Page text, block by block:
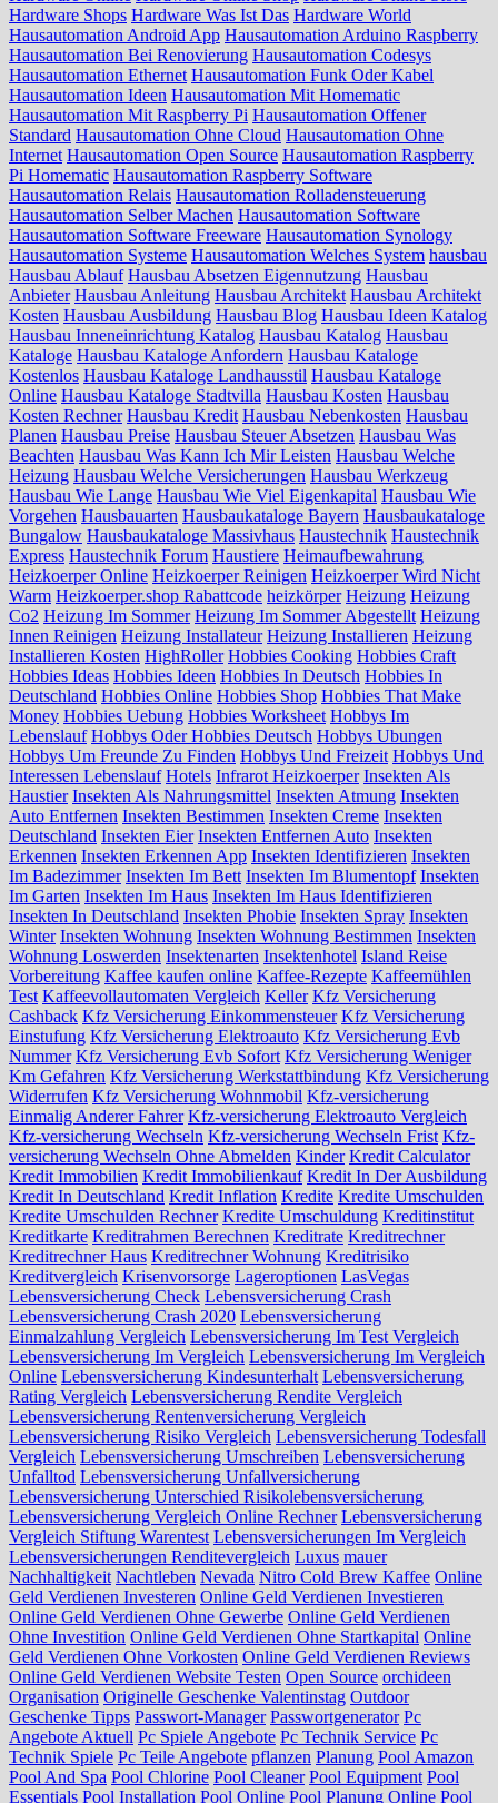
Hardware Shops Hardware Was Ist Das Hardware World
Hausautomation Android App Hausautomation Arduino Raspberry
Hausautomation Bei Renovierung Hausautomation Codesys
Hausautomation Ethernet Hausautomation Funk Oder Kabel
Hausautomation Ideen Hausautomation Mit Homematic
Hausautomation Mit Raspberry Pi Hausautomation Offener
Standard Hausautomation Ohne Cloud Hausautomation Ohne
Internet Hausautomation Open Source Hausautomation Raspberry
Pi Homematic Hausautomation Raspberry Software
Hausautomation Relais Hausautomation Rolladensteuerung
Hausautomation Selber Machen Hausautomation Software
Hausautomation Software Freeware Hausautomation Synology
Hausautomation Systeme Hausautomation Welches System hausbau
Hausbau Ablauf Hausbau Absetzen Eigennutzung Hausbau
Anbieter Hausbau Anleitung Hausbau Architekt Hausbau Architekt
Kosten Hausbau Ausbildung Hausbau Blog Hausbau Ideen Katalog
Hausbau Inneneinrichtung Katalog Hausbau Katalog Hausbau
Kataloge Hausbau Kataloge Anfordern Hausbau Kataloge
Kostenlos Hausbau Kataloge Landhausstil Hausbau Kataloge
Online Hausbau Kataloge Stadtvilla Hausbau Kosten Hausbau
Kosten Rechner Hausbau Kredit Hausbau Nebenkosten Hausbau
Planen Hausbau Preise Hausbau Steuer Absetzen Hausbau Was
Beachten Hausbau Was Kann Ich Mir Leisten Hausbau Welche
Heizung Hausbau Welche Versicherungen Hausbau Werkzeug
Hausbau Wie Lange Hausbau Wie Viel Eigenkapital Hausbau Wie
Vorgehen Hausbauarten Hausbaukataloge Bayern Hausbaukataloge
Bungalow Hausbaukataloge Massivhaus Haustechnik Haustechnik
Express Haustechnik Forum Haustiere Heimaufbewahrung
Heizkoerper Online Heizkoerper Reinigen Heizkoerper Wird Nicht
Warm Heizkoerper.shop Rabattcode heizkörper Heizung Heizung
Co2 Heizung Im Sommer Heizung Im Sommer Abgestellt Heizung
Innen Reinigen Heizung Installateur Heizung Installieren Heizung
Installieren Kosten HighRoller Hobbies Cooking Hobbies Craft
Hobbies Ideas Hobbies Ideen Hobbies In Deutsch Hobbies In
Deutschland Hobbies Online Hobbies Shop Hobbies That Make
Money Hobbies Uebung Hobbies Worksheet Hobbys Im
Lebenslauf Hobbys Oder Hobbies Deutsch Hobbys Ubungen
Hobbys Um Freunde Zu Finden Hobbys Und Freizeit Hobbys Und
Interessen Lebenslauf Hotels Infrarot Heizkoerper Insekten Als
Haustier Insekten Als Nahrungsmittel Insekten Atmung Insekten
Auto Entfernen Insekten Bestimmen Insekten Creme Insekten
Deutschland Insekten Eier Insekten Entfernen Auto Insekten
Erkennen Insekten Erkennen App Insekten Identifizieren Insekten
Im Badezimmer Insekten Im Bett Insekten Im Blumentopf Insekten
Im Garten Insekten Im Haus Insekten Im Haus Identifizieren
Insekten In Deutschland Insekten Phobie Insekten Spray Insekten
Winter Insekten Wohnung Insekten Wohnung Bestimmen Insekten
Wohnung Loswerden Insektenarten Insektenhotel Island Reise
Vorbereitung Kaffee kaufen online Kaffee-Rezepte Kaffeemühlen
Test Kaffeevollautomaten Vergleich Keller Kfz Versicherung
Cashback Kfz Versicherung Einkommensteuer Kfz Versicherung
Einstufung Kfz Versicherung Elektroauto Kfz Versicherung Evb
Nummer Kfz Versicherung Evb Sofort Kfz Versicherung Weniger
Km Gefahren Kfz Versicherung Werkstattbindung Kfz Versicherung
Widerrufen Kfz Versicherung Wohnmobil Kfz-versicherung
Einmalig Anderer Fahrer Kfz-versicherung Elektroauto Vergleich
Kfz-versicherung Wechseln Kfz-versicherung Wechseln Frist Kfz-
versicherung Wechseln Ohne Abmelden Kinder Kredit Calculator
Kredit Immobilien Kredit Immobilienkauf Kredit In Der Ausbildung
Kredit In Deutschland Kredit Inflation Kredite Kredite Umschulden
Kredite Umschulden Rechner Kredite Umschuldung Kreditinstitut
Kreditkarte Kreditrahmen Berechnen Kreditrate Kreditrechner
Kreditrechner Haus Kreditrechner Wohnung Kreditrisiko
Kreditvergleich Krisenvorsorge Lageroptionen LasVegas
Lebensversicherung Check Lebensversicherung Crash
Lebensversicherung Crash 2020 Lebensversicherung
Einmalzahlung Vergleich Lebensversicherung Im Test Vergleich
Lebensversicherung Im Vergleich Lebensversicherung Im Vergleich
Online Lebensversicherung Kindesunterhalt Lebensversicherung
Rating Vergleich Lebensversicherung Rendite Vergleich
Lebensversicherung Rentenversicherung Vergleich
Lebensversicherung Risiko Vergleich Lebensversicherung Todesfall
Vergleich Lebensversicherung Umschreiben Lebensversicherung
Unfalltod Lebensversicherung Unfallversicherung
Lebensversicherung Unterschied Risikolebensversicherung
Lebensversicherung Vergleich Online Rechner Lebensversicherung
Vergleich Stiftung Warentest Lebensversicherungen Im Vergleich
Lebensversicherungen Renditevergleich Luxus mauer
Nachhaltigkeit Nachtleben Nevada Nitro Cold Brew Kaffee Online
Geld Verdienen Investeren Online Geld Verdienen Investieren
Online Geld Verdienen Ohne Gewerbe Online Geld Verdienen
Ohne Investition Online Geld Verdienen Ohne Startkapital Online
Geld Verdienen Ohne Vorkosten Online Geld Verdienen Reviews
Online Geld Verdienen Website Testen Open Source orchideen
Organisation Originelle Geschenke Valentinstag Outdoor
Geschenke Tipps Passwort-Manager Passwortgenerator Pc
Angebote Aktuell Pc Spiele Angebote Pc Technik Service Pc
Technik Spiele Pc Teile Angebote pflanzen Planung Pool Amazon
Pool And Spa Pool Chlorine Pool Cleaner Pool Equipment Pool
Essentials Pool Installation Pool Online Pool Planung Online Pool